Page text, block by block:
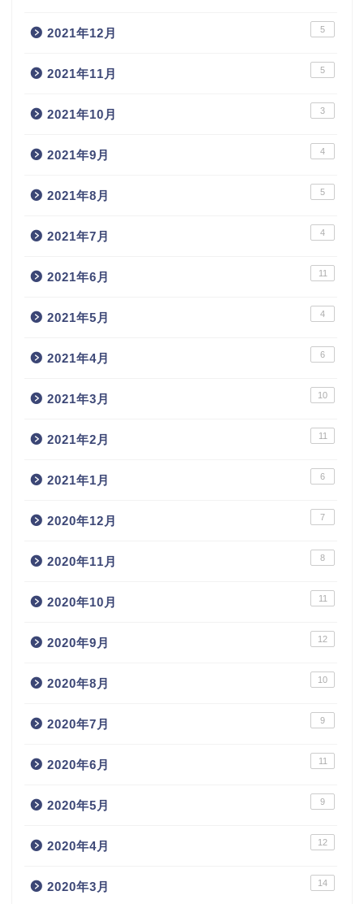
2021年12月 5
2021年11月 5
2021年10月 3
2021年9月 4
2021年8月 5
2021年7月 4
2021年6月 11
2021年5月 4
2021年4月 6
2021年3月 10
2021年2月 11
2021年1月 6
2020年12月 7
2020年11月 8
2020年10月 11
2020年9月 12
2020年8月 10
2020年7月 9
2020年6月 11
2020年5月 9
2020年4月 12
2020年3月 14